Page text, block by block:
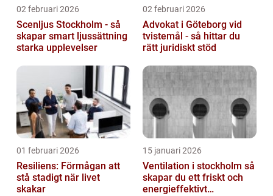
02 februari 2026
Scenljus Stockholm - så
skapar smart ljussättning
starka upplevelser
02 februari 2026
Advokat i Göteborg vid
tvistemål - så hittar du
rätt juridiskt stöd
01 februari 2026
Resiliens: Förmågan att
stå stadigt när livet
skakar
15 januari 2026
Ventilation i stockholm så
skapar du ett friskt och
energieffektivt